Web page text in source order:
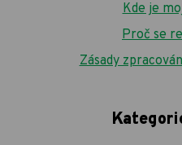
Kde je
Proč se
Zásady